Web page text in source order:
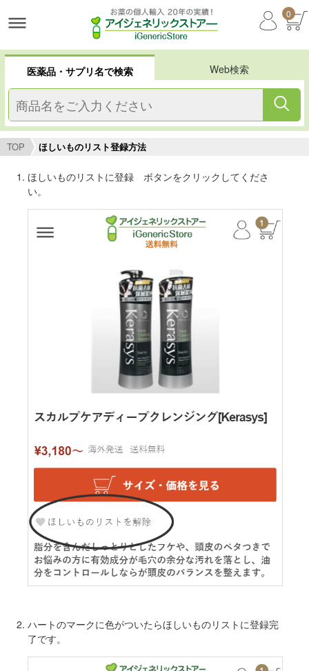
0
医薬品・サプリ名で検索 Web検索
TOP ほしいものリスト登録方法
ほしいものリストに登録 ボタンをクリックしてくださ
い。
ハートのマークに色がついたらほしいものリストに登録完
了です。